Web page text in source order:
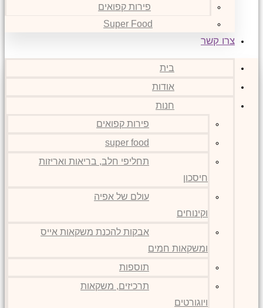
פירות קפואים
Super Food
צרו קשר
בית
אודות
חנות
פירות קפואים
super food
תחליפי חלב, בריאות ואריזות
חיסכון
עולם של אפיה
וקינוחים
אבקות להכנת משקאות אייס
ומשקאות חמים
תוספות
תרכיזים, משקאות
ויוגורטים